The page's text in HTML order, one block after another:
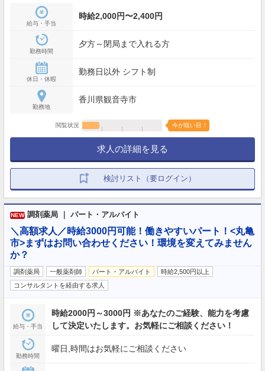
給与・手当
時給2,000円〜2,400円
勤務時間
夕方～閉局まで入れる方
休日・休暇
勤務日以外 シフト制
勤務地
香川県観音寺市
閲覧状況 今が狙い目！
求人の詳細を見る
検討リスト（要ログイン）
NEW 調剤薬局 ｜ パート・アルバイト
＼高額求人／時給3000円可能！働きやすいパート！<丸亀
市>まずはお問い合わせください！環境を変えてみません
か？
調剤薬局 一般薬剤師 パート・アルバイト
時給2,500円以上
コンサルタントを経由する求人
給与・手当
時給2000円～3000円 ※あなたのご経験、能力を考慮
して決定いたします。お気軽にご相談ください！
勤務時間
曜日,時間はお気軽にご相談ください